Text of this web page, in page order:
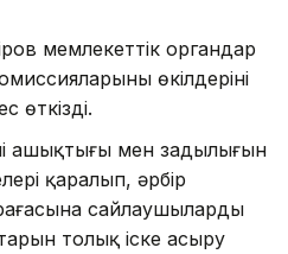
мемлекеттік органдар
өкілдерінің
өткізді.
ашықтығы мен заңдылығын
қаралып, әрбір
сайлаушылардың
толық іске асыру